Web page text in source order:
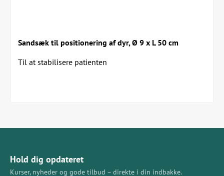
Sandsæk til positionering af dyr, Ø 9 x L 50 cm
Til at stabilisere patienten
Hold dig opdateret
Kurser, nyheder og gode tilbud – direkte i din indbakke.